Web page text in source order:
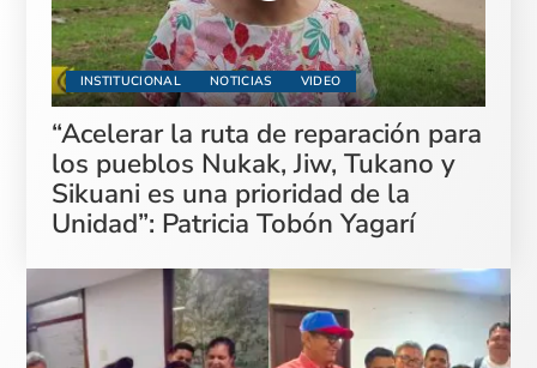
INSTITUCIONAL NOTICIAS VIDEO
“Acelerar la ruta de reparación para
los pueblos Nukak, Jiw, Tukano y
Sikuani es una prioridad de la
Unidad”: Patricia Tobón Yagarí